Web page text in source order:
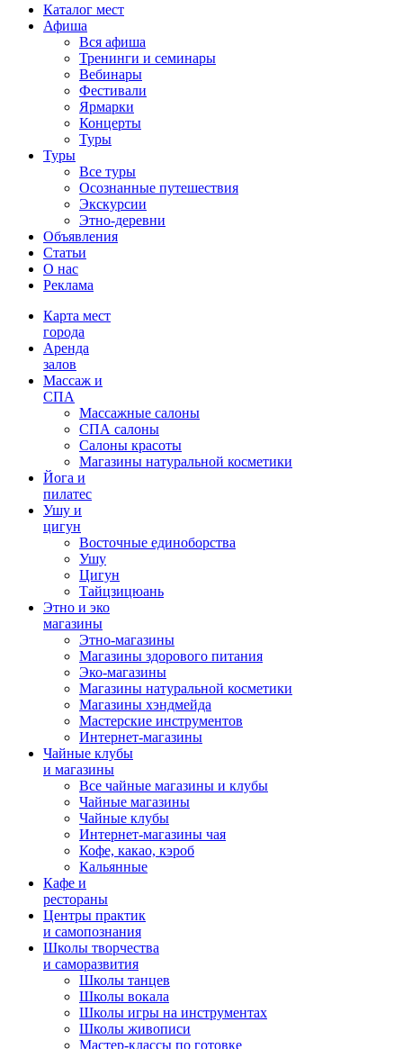
Каталог мест
Афиша
Вся афиша
Тренинги и семинары
Вебинары
Фестивали
Ярмарки
Концерты
Туры
Туры
Все туры
Осознанные путешествия
Экскурсии
Этно-деревни
Объявления
Статьи
О нас
Реклама
Карта мест
города
Аренда
залов
Массаж и
СПА
Массажные салоны
СПА салоны
Салоны красоты
Магазины натуральной косметики
Йога и
пилатес
Ушу и
цигун
Восточные единоборства
Ушу
Цигун
Тайцзицюань
Этно и эко
магазины
Этно-магазины
Магазины здорового питания
Эко-магазины
Магазины натуральной косметики
Магазины хэндмейда
Мастерские инструментов
Интернет-магазины
Чайные клубы
и магазины
Все чайные магазины и клубы
Чайные магазины
Чайные клубы
Интернет-магазины чая
Кофе, какао, кэроб
Кальянные
Кафе и
рестораны
Центры практик
и самопознания
Школы творчества
и саморазвития
Школы танцев
Школы вокала
Школы игры на инструментах
Школы живописи
Мастер-классы по готовке